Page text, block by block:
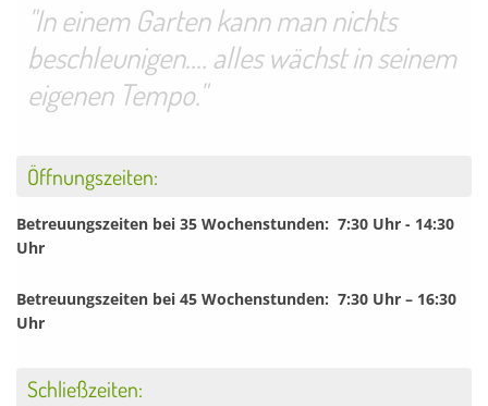
"In einem Garten kann man nichts
beschleunigen.... alles wächst in seinem
eigenen Tempo."
Öffnungszeiten:
Betreuungszeiten bei 35 Wochenstunden: 7:30 Uhr - 14:30
Uhr
Betreuungszeiten bei 45 Wochenstunden: 7:30 Uhr – 16:30
Uhr
Schließzeiten: